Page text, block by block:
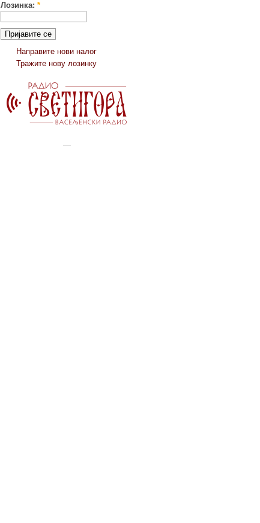
Лозинка: *
Направите нови налог
Тражите нову лозинку